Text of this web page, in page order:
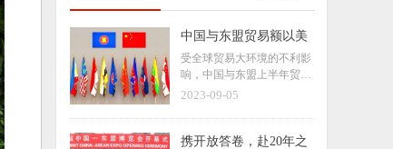
中国与东盟贸易额以美
元计同比微降，如何看
待？
受全球贸易大环境的不利影
响，中国与东盟上半年贸易
额以美元计同比微降，受到
东盟贸易总值3.08万亿元，
2023-09-05
携开放答卷，赴20年之